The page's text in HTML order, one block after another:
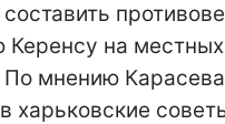
Керенсу на местных
мнению
харьковские